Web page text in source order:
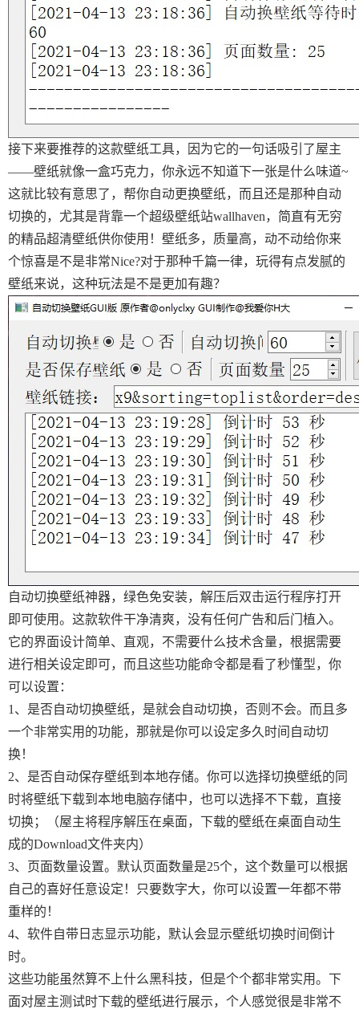
接下来要推荐的这款壁纸工具，因为它的一句话吸引了屋主
——壁纸就像一盒巧克力，你永远不知道下一张是什么味道~
这就比较有意思了，帮你自动更换壁纸，而且还是那种自动
切换的，尤其是背靠一个超级壁纸站wallhaven，简直有无穷
的精品超清壁纸供你使用！壁纸多，质量高，动不动给你来
个惊喜是不是非常Nice?对于那种千篇一律，玩得有点发腻的
壁纸来说，这种玩法是不是更加有趣？
自动切换壁纸神器，绿色免安装，解压后双击运行程序打开
即可使用。这款软件干净清爽，没有任何广告和后门植入。
它的界面设计简单、直观，不需要什么技术含量，根据需要
进行相关设定即可，而且这些功能命令都是看了秒懂型，你
可以设置：
1、是否自动切换壁纸，是就会自动切换，否则不会。而且多
一个非常实用的功能，那就是你可以设定多久时间自动切
换！
2、是否自动保存壁纸到本地存储。你可以选择切换壁纸的同
时将壁纸下载到本地电脑存储中，也可以选择不下载，直接
切换；（屋主将程序解压在桌面，下载的壁纸在桌面自动生
成的Download文件夹内）
3、页面数量设置。默认页面数量是25个，这个数量可以根据
自己的喜好任意设定！只要数字大，你可以设置一年都不带
重样的！
4、软件自带日志显示功能，默认会显示壁纸切换时间倒计
时。
这些功能虽然算不上什么黑科技，但是个个都非常实用。下
面对屋主测试时下载的壁纸进行展示，个人感觉很是非常不